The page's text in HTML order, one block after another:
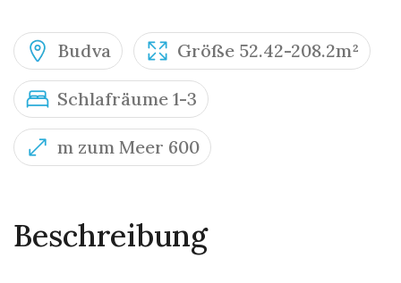
Budva Größe 52.42-208.2m²
Schlafräume 1-3
m zum Meer 600
Beschreibung